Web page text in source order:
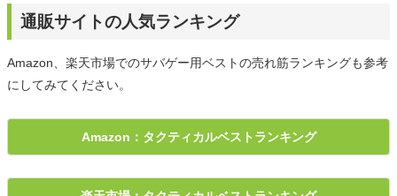
通販サイトの人気ランキング
Amazon、楽天市場でのサバゲー用ベストの売れ筋ランキングも参考
にしてみてください。
Amazon：タクティカルベストランキング